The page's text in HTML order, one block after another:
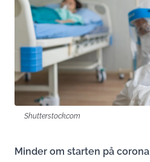
Shutterstock.com
Minder om starten på corona